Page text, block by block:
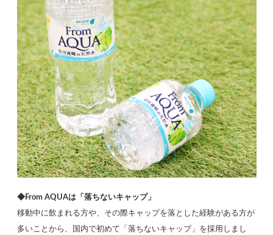
◆From AQUAは「落ちないキャップ」
移動中に飲まれる方や、その際キャップを落とした経験がある方が
多いことから、国内で初めて「落ちないキャップ」を採用しまし